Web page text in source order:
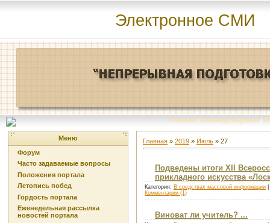
Электронное СМИ
Главная | Команда портала | О
Меню
Форум
Часто задаваемые вопросы
Положения портала
Летопись побед
Гордость портала
Еженедельная рассылка
новостей портала
Главная » 2019 » Июль » 27
Подведены итоги XII
прикладного искусства
Категория: В средствах массовой информации
Комментарии (1)
Виноват ли учитель? ...